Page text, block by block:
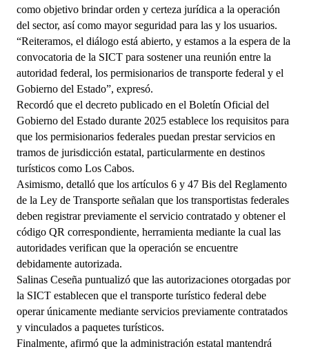
como objetivo brindar orden y certeza jurídica a la operación
del sector, así como mayor seguridad para las y los usuarios.
“Reiteramos, el diálogo está abierto, y estamos a la espera de la
convocatoria de la SICT para sostener una reunión entre la
autoridad federal, los permisionarios de transporte federal y el
Gobierno del Estado”, expresó.
Recordó que el decreto publicado en el Boletín Oficial del
Gobierno del Estado durante 2025 establece los requisitos para
que los permisionarios federales puedan prestar servicios en
tramos de jurisdicción estatal, particularmente en destinos
turísticos como Los Cabos.
Asimismo, detalló que los artículos 6 y 47 Bis del Reglamento
de la Ley de Transporte señalan que los transportistas federales
deben registrar previamente el servicio contratado y obtener el
código QR correspondiente, herramienta mediante la cual las
autoridades verifican que la operación se encuentre
debidamente autorizada.
Salinas Ceseña puntualizó que las autorizaciones otorgadas por
la SICT establecen que el transporte turístico federal debe
operar únicamente mediante servicios previamente contratados
y vinculados a paquetes turísticos.
Finalmente, afirmó que la administración estatal mantendrá